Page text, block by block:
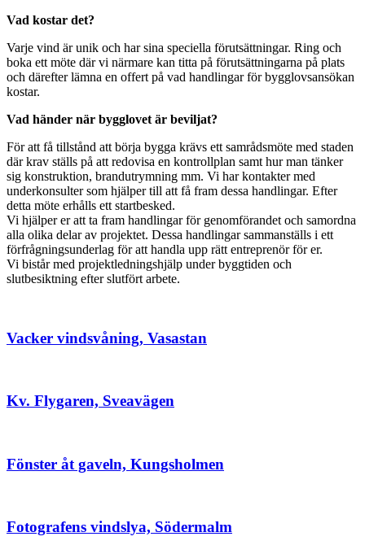
Vad kostar det?
Varje vind är unik och har sina speciella förutsättningar. Ring och
boka ett möte där vi närmare kan titta på förutsättningarna på plats
och därefter lämna en offert på vad handlingar för bygglovsansökan
kostar.
Vad händer när bygglovet är beviljat?
För att få tillstånd att börja bygga krävs ett samrådsmöte med staden
där krav ställs på att redovisa en kontrollplan samt hur man tänker
sig konstruktion, brandutrymning mm. Vi har kontakter med
underkonsulter som hjälper till att få fram dessa handlingar. Efter
detta möte erhålls ett startbesked.
Vi hjälper er att ta fram handlingar för genomförandet och samordna
alla olika delar av projektet. Dessa handlingar sammanställs i ett
förfrågningsunderlag för att handla upp rätt entreprenör för er.
Vi bistår med projektledningshjälp under byggtiden och
slutbesiktning efter slutfört arbete.
Vacker vindsvåning, Vasastan
Kv. Flygaren, Sveavägen
Fönster åt gaveln, Kungsholmen
Fotografens vindslya, Södermalm